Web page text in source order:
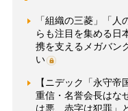
「組織の三菱」「
らも注目を集める
携を支えるメガバン
い
【ニデック「永守帝
重信・名誉会長はな
は悪、赤字は犯罪」